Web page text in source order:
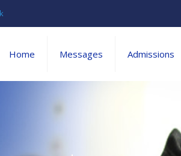
Home Messages Admissions